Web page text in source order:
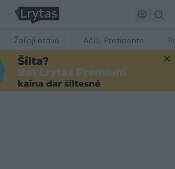
Žalioji erdvė Ačiū, Prezidente